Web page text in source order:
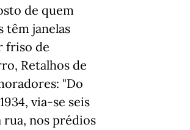
de quem
têm janelas
friso de
Retalhos de
"Do
via-se seis
nos prédios